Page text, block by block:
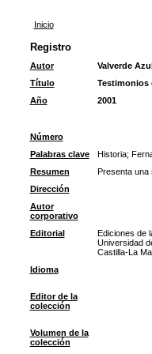
Inicio
Registro
Autor
Valverde
Título
Testimonios
Año
2001
Número
Palabras clave
Historia;
Resumen
Presenta una
Dirección
Autor
corporativo
Editorial
Ediciones de
Universidad
Castilla-La
Idioma
Editor de la
colección
Volumen de la
colección